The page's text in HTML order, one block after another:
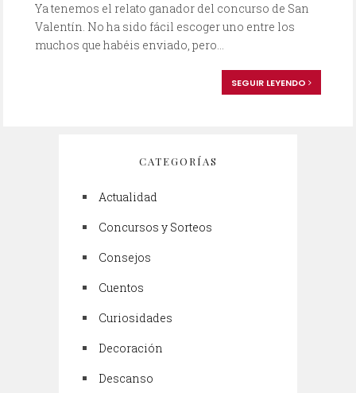
Ya tenemos el relato ganador del concurso de San
Valentín. No ha sido fácil escoger uno entre los
muchos que habéis enviado, pero...
SEGUIR LEYENDO
CATEGORÍAS
Actualidad
Concursos y Sorteos
Consejos
Cuentos
Curiosidades
Decoración
Descanso